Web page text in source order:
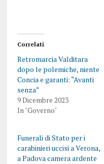
Correlati
Retromarcia Valditara
dopo le polemiche, niente
Concia e garanti: “Avanti
senza”
9 Dicembre 2023
In "Governo"
Funerali di Stato per i
carabinieri uccisi a Verona,
a Padova camera ardente